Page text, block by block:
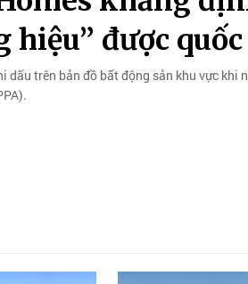
hiệu” được
dấu trên bản đồ bất động sản khu vực